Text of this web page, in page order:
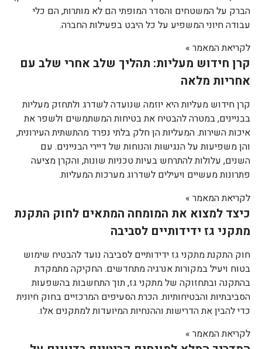
הברק על המשטחים והסדר המופתי הם לא מותרות, הם כלי
עבודה חיוני המשפיע על כל היבט בפעילות החברה.
לקריאת המאמר »
קרן חידוש מעליות: תהליך שלב אחרי שלב עם
אחריות מלאה
קרן חידוש מעליות היא יוזמה שנועדה לשדרג ולתחזק מעליות
בבניינים, במטרה להבטיח את בטיחות המשתמשים ולשפר את
איכות השירות. המעליות הן חלק בלתי נפרד מהתשתית העירונית,
והן משפיעות על הנגישות והנוחות של דיירי הבניינים. עם
השנים, עלולות להתרחש בעיות טכניות שונות, והקרן מציעה
פתרונות מעשיים ויעילים לשדרוג מערכות המעליות.
לקריאת המאמר »
כיצד למצוא את המומחה המתאים לחוק התקנת
מתקני גז ידידותיים לסביבה
חוק התקנת מתקני גז ידידותיים לסביבה נועד להבטיח שימוש
בטוח ויעיל במקורות אנרגיה מתחדשים. החקיקה מתמקדת
בהתקנה ובתחזוקה של מתקני גז, תוך התחשבות בהשפעות
הסביבתיות והבטיחותיות. הכרת הסעיפים המרכזיים בחוק חיונית
כדי להבין את הדרישות וההנחיות המיועדות למתקנים אלו.
לקריאת המאמר »